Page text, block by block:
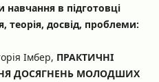
навчання в підготовці
теорія, досвід, проблеми:
Імбер, ПРАКТИЧНІ
ДОСЯГНЕНЬ МОЛОДШИХ